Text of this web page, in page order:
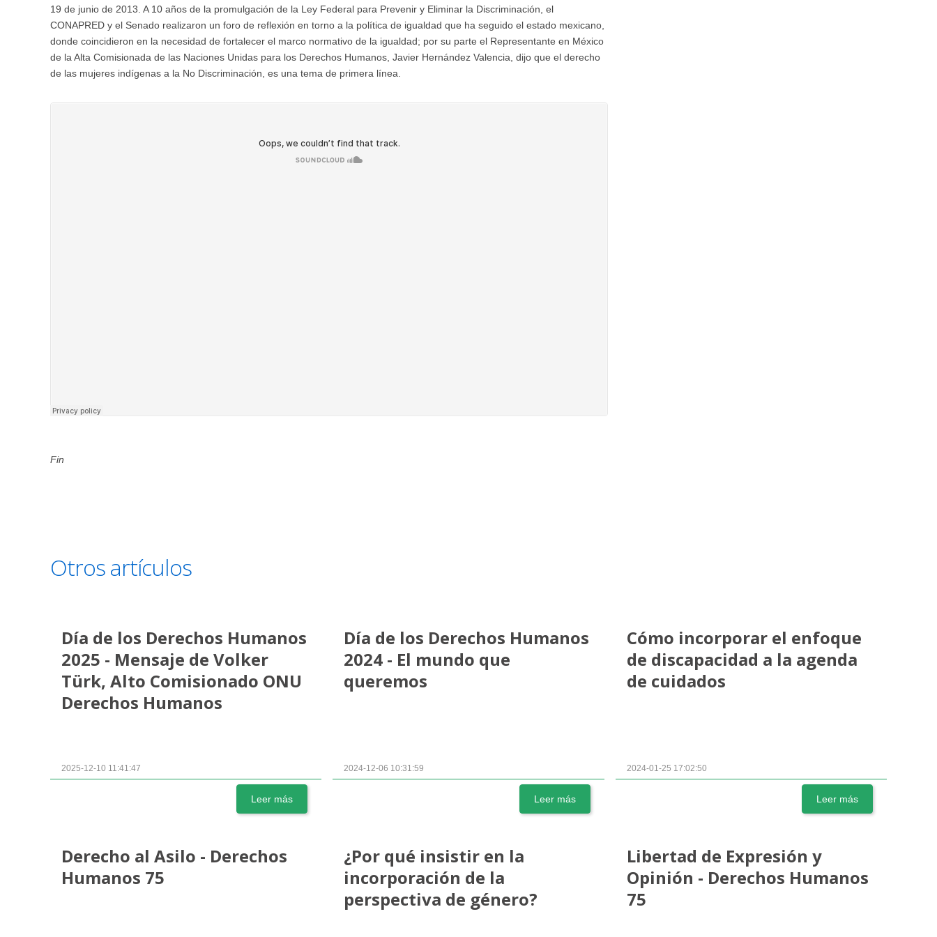
19 de junio de 2013. A 10 años de la promulgación de la Ley Federal para Prevenir y Eliminar la Discriminación, el
CONAPRED y el Senado realizaron un foro de reflexión en torno a la política de igualdad que ha seguido el estado mexicano,
donde coincidieron en la necesidad de fortalecer el marco normativo de la igualdad; por su parte el Representante en México
de la Alta Comisionada de las Naciones Unidas para los Derechos Humanos, Javier Hernández Valencia, dijo que el derecho
de las mujeres indígenas a la No Discriminación, es una tema de primera línea.
Fin
Otros artículos
Día de los Derechos Humanos
2025 - Mensaje de Volker
Türk, Alto Comisionado ONU
Derechos Humanos
2025-12-10 11:41:47
Leer más
Día de los Derechos Humanos
2024 - El mundo que
queremos
2024-12-06 10:31:59
Leer más
Cómo incorporar el enfoque
de discapacidad a la agenda
de cuidados
2024-01-25 17:02:50
Leer más
Derecho al Asilo - Derechos
Humanos 75
¿Por qué insistir en la
incorporación de la
perspectiva de género?
Libertad de Expresión y
Opinión - Derechos Humanos
75